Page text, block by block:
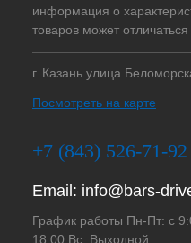
информация о
товаров может
г. Казань улица
Посмотреть на карте
+7 (843) 526-71-92
Email: info@bars-
График работы Пн-Пт: с
18:00 Вс: Выходной